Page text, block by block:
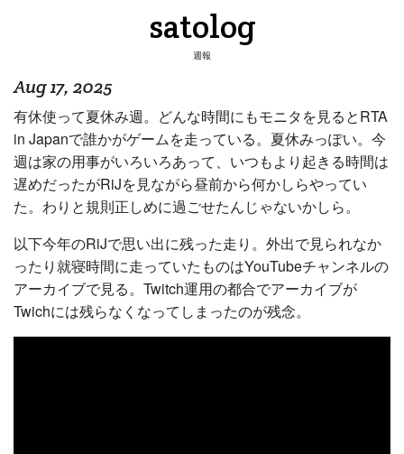
satolog
週報
Aug 17, 2025
有休使って夏休み週。どんな時間にもモニタを見るとRTA
in Japanで誰かがゲームを走っている。夏休みっぽい。今
週は家の用事がいろいろあって、いつもより起きる時間は
遅めだったがRiJを見ながら昼前から何かしらやってい
た。わりと規則正しめに過ごせたんじゃないかしら。
以下今年のRiJで思い出に残った走り。外出で見られなか
ったり就寝時間に走っていたものはYouTubeチャンネルの
アーカイブで見る。Twitch運用の都合でアーカイブが
Twichには残らなくなってしまったのが残念。